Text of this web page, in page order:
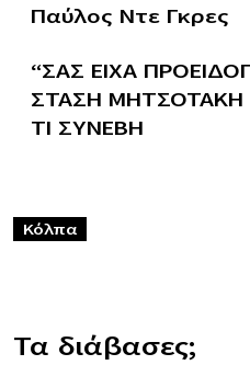
Παύλος Ντε Γκρες
“ΣΑΣ ΕΙΧΑ
ΣΤΑΣΗ ΜΗΤΣΟΤΑΚΗ
ΤΙ ΣΥΝΕΒΗ
Κόλπα
Τα διάβασες;